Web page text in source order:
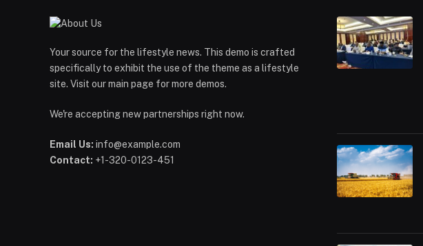
Your source for the lifestyle news. This demo is crafted
specifically to exhibit the use of the theme as a lifestyle
site. Visit our main page for more demos.
We're accepting new partnerships right now.
Email Us: info@example.com
Contact: +1-320-0123-451